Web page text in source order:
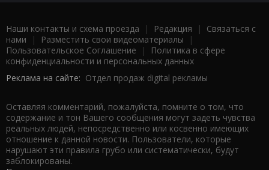
Наши контакты и схема проезда | Редакция | Связаться с
нами | Разместить свои видеоматериалы |
Пользовательское Соглашение |
Политика в сфере
конфиденциальности и персональных данных
Реклама на сайте: Отдел продаж digital рекламы
Оставляя комментарий, пожалуйста, помните о том, что
содержание и тон Вашего сообщения могут задеть чувства
реальных людей, непосредственно или косвенно имеющих
отношение к данной новости. Пользователи, которые
нарушают эти правила грубо или систематически, будут
заблокированы.